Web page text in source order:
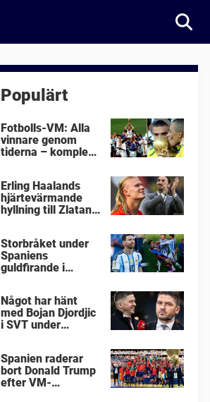
Populärt
Fotbolls-VM: Alla
vinnare genom
tiderna – komplett
Erling Haalands
hjärtevärmande
hyllning till Zlatan
Storbråket under
Spaniens
guldfirande i
Något har hänt
med Bojan Djordjic
i SVT under
Spanien raderar
bort Donald Trump
efter VM-